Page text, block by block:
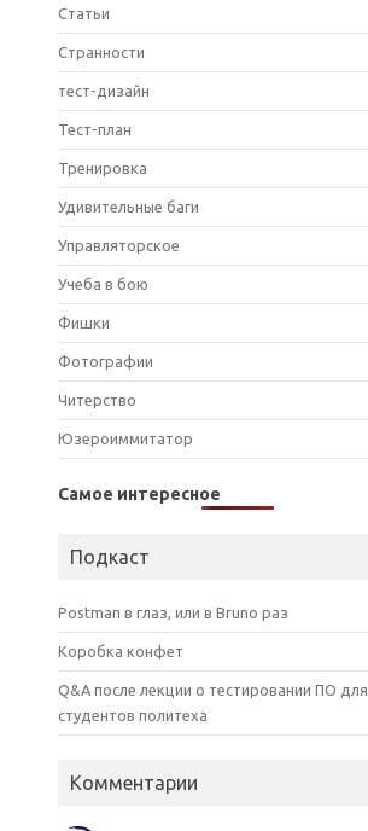
Статьи
Странности
тест-дизайн
Тест-план
Тренировка
Удивительные баги
Управляторское
Учеба в бою
Фишки
Фотографии
Читерство
Юзероиммитатор
Самое интересное
Подкаст
Postman в глаз, или в Bruno раз
Коробка конфет
Q&A после лекции о тестировании ПО для
студентов политеха
Комментарии